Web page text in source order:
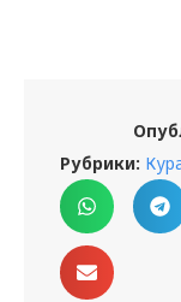
Рубрики: